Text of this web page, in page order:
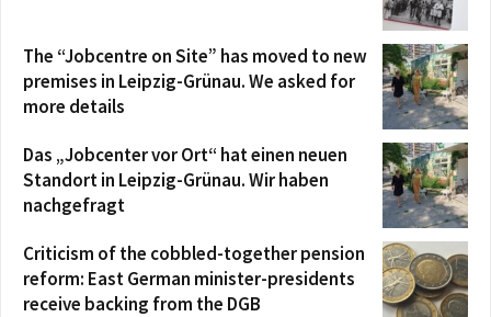
The “Jobcentre on Site” has moved to new
premises in Leipzig-Grünau. We asked for
more details
Das „Jobcenter vor Ort“ hat einen neuen
Standort in Leipzig-Grünau. Wir haben
nachgefragt
Criticism of the cobbled-together pension
reform: East German minister-presidents
receive backing from the DGB